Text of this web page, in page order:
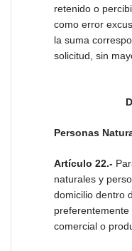
retenido o
como error
la suma
solicitud, sin
Personas
Artículo 22.-
naturales y
domicilio dentro
comercial o